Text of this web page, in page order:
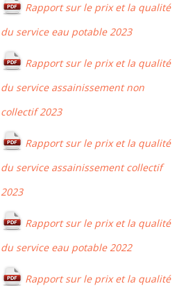
Rapport sur le prix et la qualité
du service eau potable 2023
Rapport sur le prix et la qualité
du service assainissement non
collectif 2023
Rapport sur le prix et la qualité
du service assainissement collectif
2023
Rapport sur le prix et la qualité
du service eau potable 2022
Rapport sur le prix et la qualité